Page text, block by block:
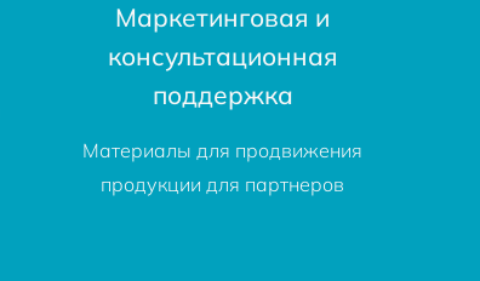
Маркетинговая и
консультационная
поддержка
Материалы для продвижения
продукции для партнеров